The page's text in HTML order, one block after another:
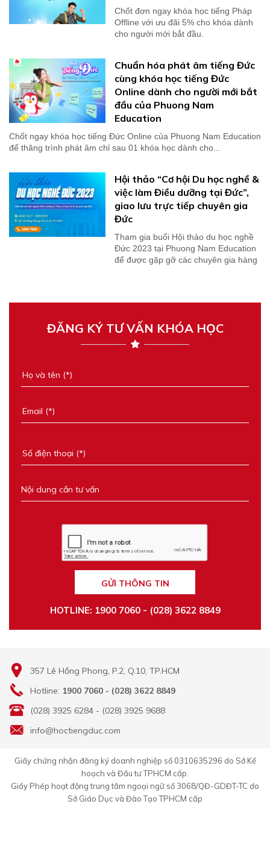
Chốt đơn ngay khóa học tiếng Pháp
Offline với ưu đãi 5% cho khóa dành
cho người mới bắt đầu.
Chuẩn hóa phát âm tiếng Đức
cùng khóa học tiếng Đức
Online dành cho người mới bắt
đầu của Phuong Nam
Education
Chốt ngay khóa học tiếng Đức Online của Phuong Nam Education
để thăng trình phát âm chỉ sau 01 khóa học dành cho...
Hội thảo “Cơ hội Du học nghề &
việc làm Điều dưỡng tại Đức”,
giao lưu trực tiếp chuyên gia
Đức
Tham gia buổi Hội thảo du học nghề
Đức 2023 tại Phuong Nam Education
để được gặp gỡ các chuyên gia hàng
ĐĂNG KÝ TƯ VẤN KHÓA HỌC
GỬI THÔNG TIN
HOTLINE: 1900 7060 - (028) 3622 8849
357 Lê Hồng Phong, P.2, Q.10, TP.HCM
Hotline: 1900 7060 - (028) 3622 8849
(028) 3925 6284 - (028) 3925 9688
info@hoctiengduc.com
Giấy chứng nhận đăng ký doanh nghiệp số 0310635296 do Sở Kế
hoạch và Đầu tư TPHCM cấp.
Giấy Phép hoạt động trung tâm ngoại ngữ số 3068/QĐ-GDĐT-TC do
Sở Giáo Dục và Đào Tạo TPHCM cấp